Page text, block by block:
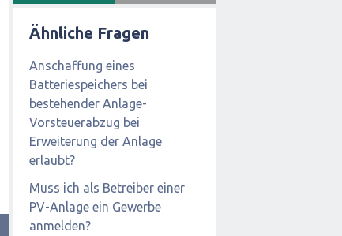
Ähnliche Fragen
Anschaffung eines
Batteriespeichers bei
bestehender Anlage-
Vorsteuerabzug bei
Erweiterung der Anlage
erlaubt?
Muss ich als Betreiber einer
PV-Anlage ein Gewerbe
anmelden?